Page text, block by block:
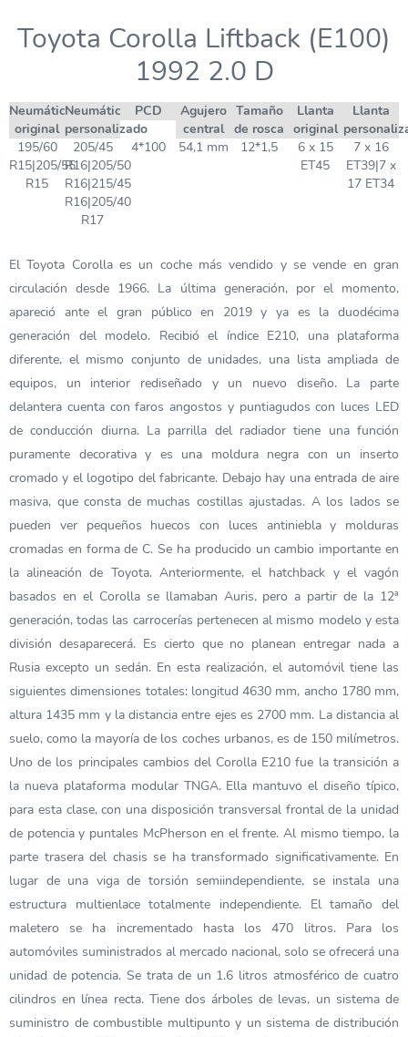
Toyota Corolla Liftback (E100)
1992 2.0 D
Neumático
original
Neumático
personalizado
PCD
Agujero
central
Tamaño
de rosca
Llanta
original
Llanta
195/60
R15|205/55
R15
205/45
R16|205/50
R16|215/45
R16|205/40
R17
4*100 54,1 mm 12*1,5
6 x 15
ET45
7 x 16
ET39|7 x
17 ET34
El Toyota Corolla es un coche más vendido y se vende en gran
circulación desde 1966. La última generación, por el momento,
apareció ante el gran público en 2019 y ya es la duodécima
generación del modelo. Recibió el índice E210, una plataforma
diferente, el mismo conjunto de unidades, una lista ampliada de
equipos, un interior rediseñado y un nuevo diseño. La parte
delantera cuenta con faros angostos y puntiagudos con luces LED
de conducción diurna. La parrilla del radiador tiene una función
puramente decorativa y es una moldura negra con un inserto
cromado y el logotipo del fabricante. Debajo hay una entrada de aire
masiva, que consta de muchas costillas ajustadas. A los lados se
pueden ver pequeños huecos con luces antiniebla y molduras
cromadas en forma de C. Se ha producido un cambio importante en
la alineación de Toyota. Anteriormente, el hatchback y el vagón
basados en el Corolla se llamaban Auris, pero a partir de la 12ª
generación, todas las carrocerías pertenecen al mismo modelo y esta
división desaparecerá. Es cierto que no planean entregar nada a
Rusia excepto un sedán. En esta realización, el automóvil tiene las
siguientes dimensiones totales: longitud 4630 mm, ancho 1780 mm,
altura 1435 mm y la distancia entre ejes es 2700 mm. La distancia al
suelo, como la mayoría de los coches urbanos, es de 150 milímetros.
Uno de los principales cambios del Corolla E210 fue la transición a
la nueva plataforma modular TNGA. Ella mantuvo el diseño típico,
para esta clase, con una disposición transversal frontal de la unidad
de potencia y puntales McPherson en el frente. Al mismo tiempo, la
parte trasera del chasis se ha transformado significativamente. En
lugar de una viga de torsión semiindependiente, se instala una
estructura multienlace totalmente independiente. El tamaño del
maletero se ha incrementado hasta los 470 litros. Para los
automóviles suministrados al mercado nacional, solo se ofrecerá una
unidad de potencia. Se trata de un 1.6 litros atmosférico de cuatro
cilindros en línea recta. Tiene dos árboles de levas, un sistema de
suministro de combustible multipunto y un sistema de distribución